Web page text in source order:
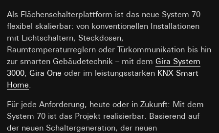
Als Flächenschalterplattform ist das neue System 70
flexibel skalierbar: von konventionellen Installationen
mit Lichtschaltern, Steckdosen,
Raumtemperaturreglern oder Türkommunikation bis hin
zur smarten Gebäudetechnik – mit dem Gira System
3000, Gira One oder im leistungsstarken KNX Smart
Home
Für jede Anforderung, heute oder in Zukunft: Mit dem
System 70 ist das Projekt realisierbar. Basierend auf
der neuen Schaltergeneration, der neuen